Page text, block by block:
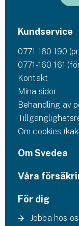
Kundservice
0771-160 190
0771-160 161
Kontakt
Mina sidor
Behandling av
Om cookies
Om Svedea
Våra
För dig
Jobba hos